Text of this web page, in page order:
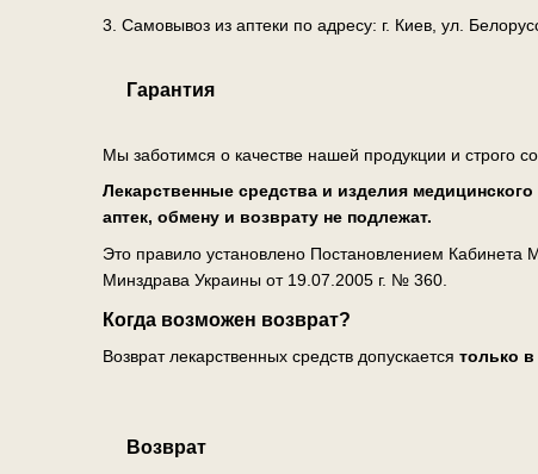
3. Самовывоз из аптеки по адресу: г. Киев, ул.
Гарантия
Мы заботимся о качестве нашей продукции и строго
Лекарственные средства и изделия
аптек, обмену и возврату не подлежат.
Это правило установлено Постановлением
Минздрава Украины от 19.07.2005 г. № 360.
Когда возможен возврат?
Возврат лекарственных средств допускается только
Возврат